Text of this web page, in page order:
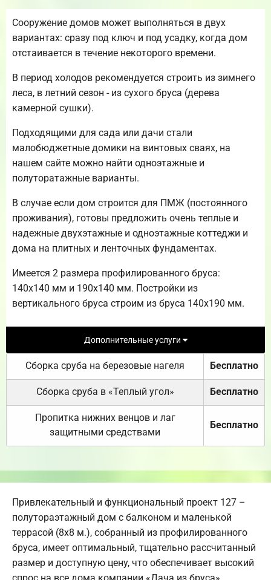
Сооружение домов может выполняться в двух
вариантах: сразу под ключ и под усадку, когда дом
отстаивается в течение некоторого времени.
В период холодов рекомендуется строить из зимнего
леса, в летний сезон - из сухого бруса (дерева
камерной сушки).
Подходящими для сада или дачи стали
малобюджетные домики на винтовых сваях, на
нашем сайте можно найти одноэтажные и
полуторатажные варианты.
В случае если дом строится для ПМЖ (постоянного
проживания), готовы предложить очень теплые и
надежные двухэтажные и одноэтажные коттеджи и
дома на плитных и ленточных фундаментах.
Имеется 2 размера профилированного бруса:
140х140 мм и 190х140 мм. Постройки из
вертикального бруса строим из бруса 140х190 мм.
Дополнительные услуги
Сборка сруба на березовые нагеля Бесплатно
Сборка сруба в «Теплый угол» Бесплатно
Пропитка нижних венцов и лаг
защитными средствами
Бесплатно
Привлекательный и функциональный проект 127 –
полутораэтажный дом с балконом и маленькой
террасой (8х8 м.), собранный из профилированного
бруса, имеет оптимальный, тщательно рассчитанный
размер и доступную цену, что обеспечивает высокий
спрос на все дома компании «Дача из бруса».